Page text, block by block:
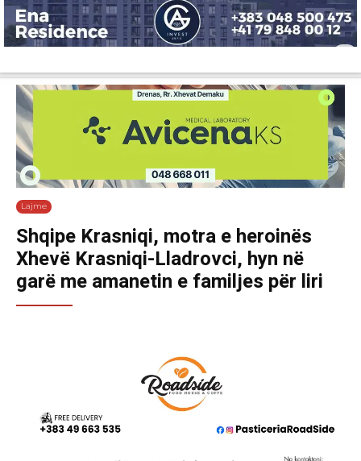
Lajme
Shqipe Krasniqi, motra e heroinës
Xhevë Krasniqi-Lladrovci, hyn në
garë me amanetin e familjes për liri